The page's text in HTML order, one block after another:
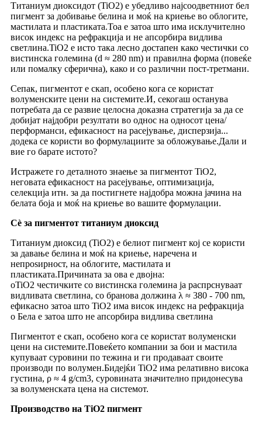
Титаниум диоксидот (TiO2) е убедливо најсоодветниот бел
пигмент за добивање белина и моќ на криење во облогите,
мастилата и пластиката.Тоа е затоа што има исклучително
висок индекс на рефракција и не апсорбира видлива
светлина.TiO2 е исто така лесно достапен како честички со
вистинска големина (d ≈ 280 nm) и правилна форма (повеќе
или помалку сферична), како и со различни пост-третмани.
Сепак, пигментот е скап, особено кога се користат
волуменските цени на системите.И, секогаш останува
потребата да се развие целосна доказна стратегија за да се
добијат најдобри резултати во однос на односот цена/
перформанси, ефикасност на расејување, дисперзија...
додека се користи во формулациите за обложување.Дали и
вие го барате истото?
Истражете го деталното знаење за пигментот TiO2,
неговата ефикасност на расејување, оптимизација,
селекција итн. за да постигнете најдобра можна јачина на
белата боја и моќ на криење во вашите формулации.
Сè за пигментот титаниум диоксид
Титаниум диоксид (TiO2) е белиот пигмент кој се користи
за давање белина и моќ на криење, наречена и
непроѕирност, на облогите, мастилата и
пластиката.Причината за ова е двојна:
oTiO2 честичките со вистинска големина ја распрснуваат
видливата светлина, со бранова должина λ ≈ 380 - 700 nm,
ефикасно затоа што TiO2 има висок индекс на рефракција
o Бела е затоа што не апсорбира видлива светлина
Пигментот е скап, особено кога се користат волуменски
цени на системите.Повеќето компании за бои и мастила
купуваат суровини по тежина и ги продаваат своите
производи по волумен.Бидејќи TiO2 има релативно висока
густина, ρ ≈ 4 g/cm3, суровината значително придонесува
за волуменската цена на системот.
Производство на TiO2 пигмент